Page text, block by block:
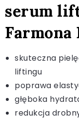
serum
skuteczna
liftingu
poprawa
głęboka
redukcja